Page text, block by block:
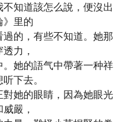
知道該怎么說，便沒出
》里的
的，有些不知道。她那
力，
她的語气中帶著一种祥
下去。
她的眼睛，因為她眼光
嚴，